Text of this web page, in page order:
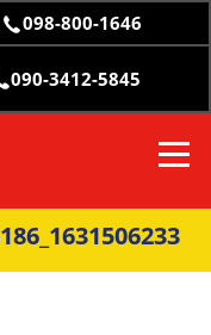
098-800-1646
090-3412-5845